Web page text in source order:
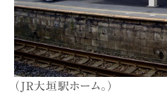
（JR大垣駅ホーム。）